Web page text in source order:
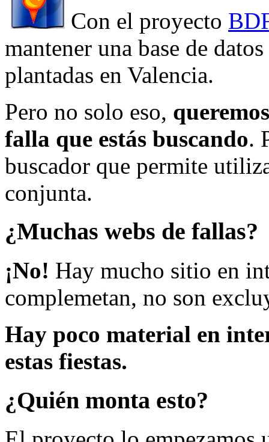
Con el proyecto
mantener una base de
plantadas en Valencia.
Pero no solo eso,
falla que estás buscando.
buscador que permite
conjunta.
¿Muchas webs de fallas?
¡No! Hay mucho sitio en
complemetan, no son
Hay poco material en
estas fiestas.
¿Quién monta esto?